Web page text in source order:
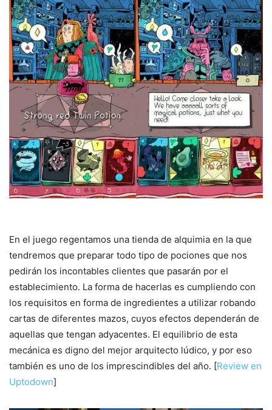
En el juego regentamos una tienda de alquimia en la que
tendremos que preparar todo tipo de pociones que nos
pedirán los incontables clientes que pasarán por el
establecimiento. La forma de hacerlas es cumpliendo con
los requisitos en forma de ingredientes a utilizar robando
cartas de diferentes mazos, cuyos efectos dependerán de
aquellas que tengan adyacentes. El equilibrio de esta
mecánica es digno del mejor arquitecto lúdico, y por eso
también es uno de los imprescindibles del año. [Review en
Uptodown]